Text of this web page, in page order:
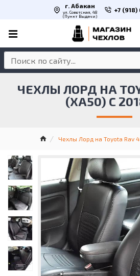
г. Абакан
ул. Советская, 48
(Пункт Выдачи)
+7
Чехлы Лорд на Toyota Rav
ЧЕХЛЫ ЛОРД НА
(XA50) С